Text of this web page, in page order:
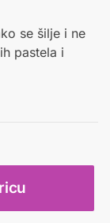
se šilje i ne
pastela i